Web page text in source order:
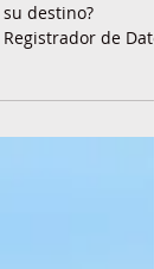
destino?
de